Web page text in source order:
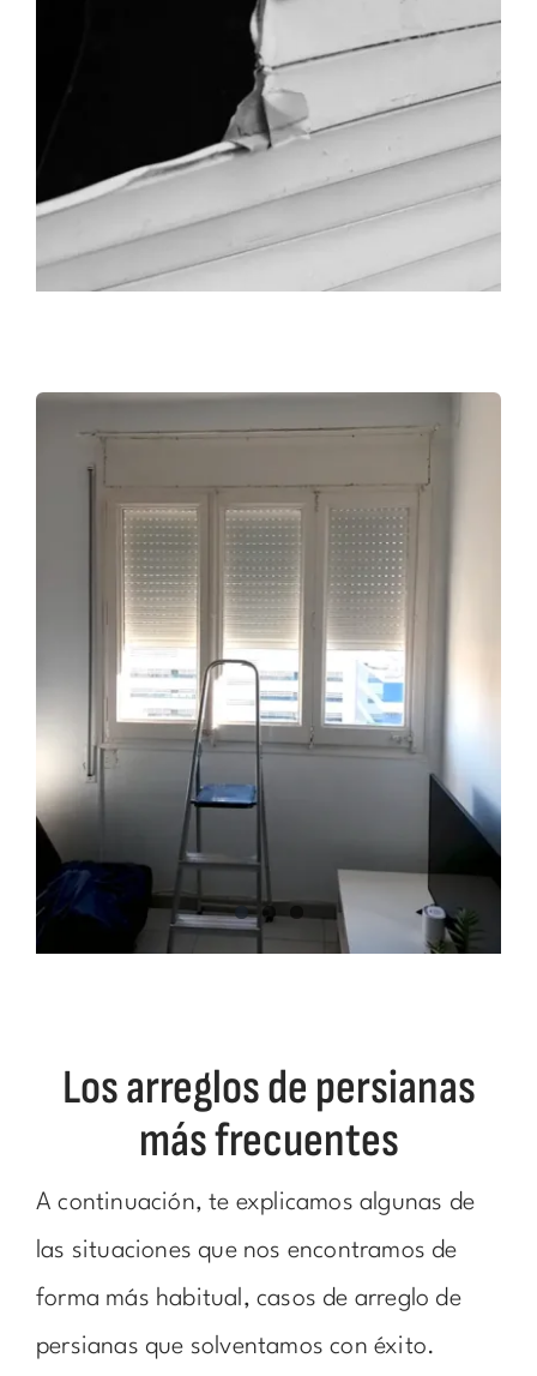
Los arreglos de persianas
más frecuentes
A continuación, te explicamos algunas de
las situaciones que nos encontramos de
forma más habitual, casos de arreglo de
persianas que solventamos con éxito.